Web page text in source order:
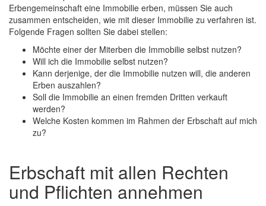
Erbengemeinschaft eine Immobilie erben, müssen Sie auch
zusammen entscheiden, wie mit dieser Immobilie zu verfahren ist.
Folgende Fragen sollten Sie dabei stellen:
Möchte einer der Miterben die Immobilie selbst nutzen?
Will ich die Immobilie selbst nutzen?
Kann derjenige, der die Immobilie nutzen will, die anderen
Erben auszahlen?
Soll die Immobilie an einen fremden Dritten verkauft
werden?
Welche Kosten kommen im Rahmen der Erbschaft auf mich
zu?
Erbschaft mit allen Rechten
und Pflichten annehmen